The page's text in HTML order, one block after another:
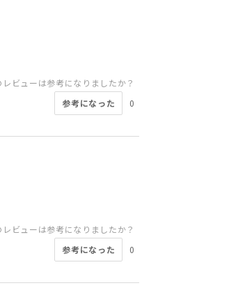
レビューは参考になりましたか？
参考になった
0
レビューは参考になりましたか？
参考になった
0